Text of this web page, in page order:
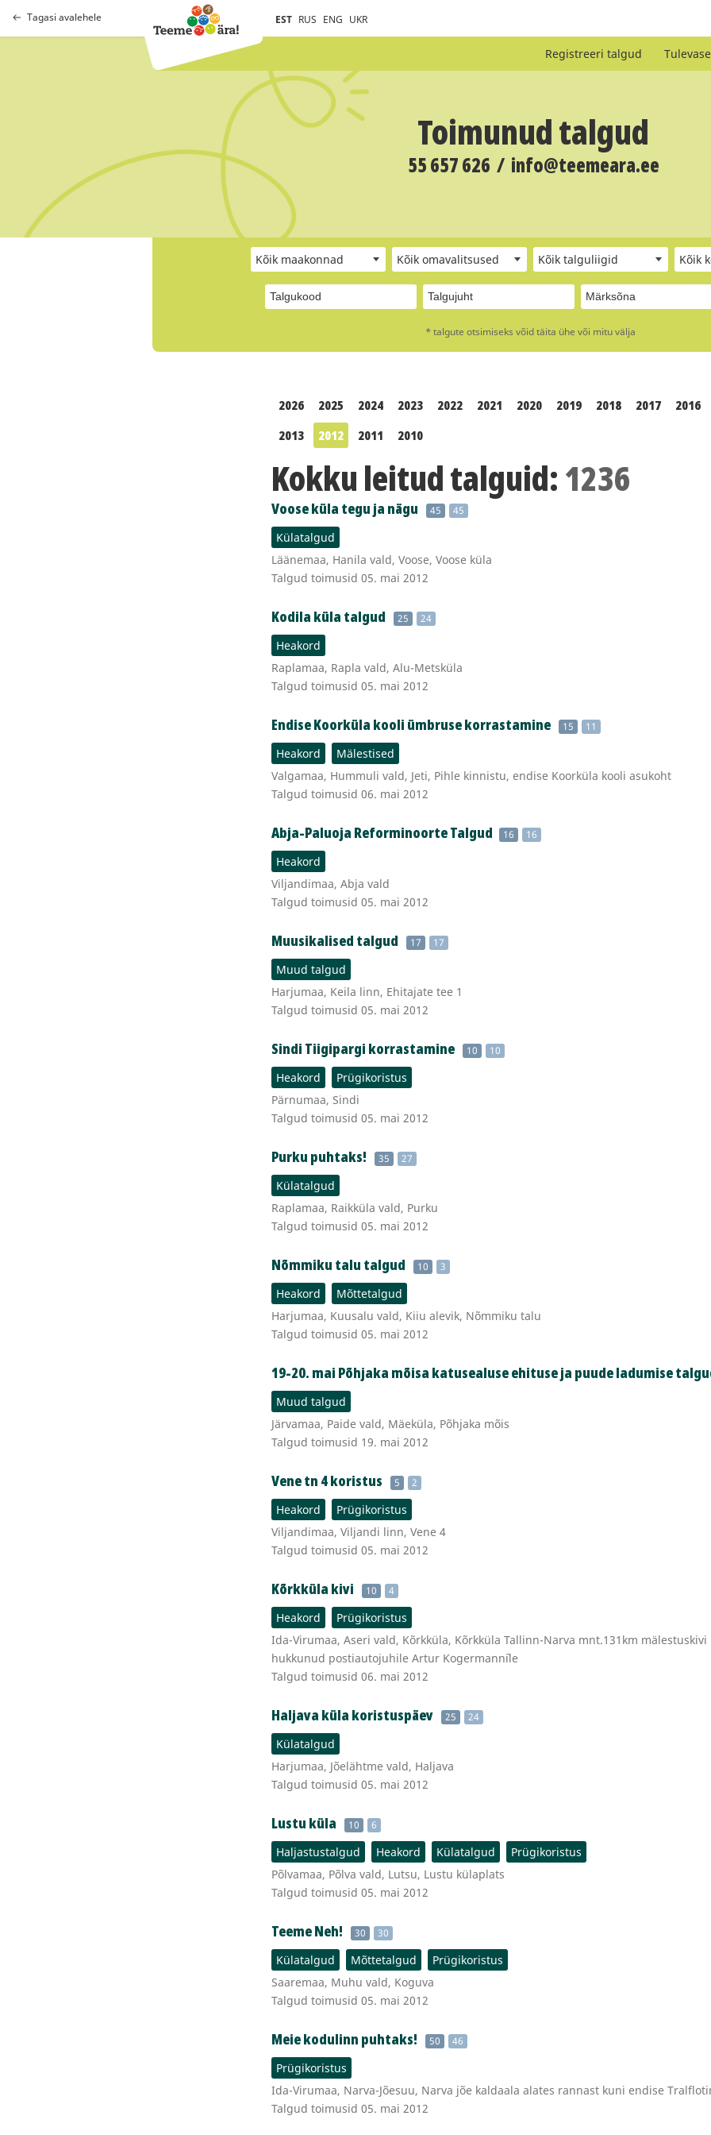
Tagasi avalehele EST RUS ENG UKR
Registreeri talgud
Toimunud talgud
55 657 626 / info@teemeara.ee
Kõik maakonnad Kõik omavalitsused Kõik talguliigid Kõik
* talgute otsimiseks võid täita ühe või mitu välja
2026 2025 2024 2023 2022 2021 2020 2019 2018 2017 2016
2013
2012 2011 2010
Kokku leitud talguid:1236
Voose küla tegu ja nägu 45 45
Külatalgud
Läänemaa, Hanila vald, Voose, Voose küla
Talgud toimusid 05. mai 2012
Kodila küla talgud 25 24
Heakord
Raplamaa, Rapla vald, Alu-Metsküla
Talgud toimusid 05. mai 2012
Endise Koorküla kooli ümbruse korrastamine 15 11
Heakord
Mälestised
Valgamaa, Hummuli vald, Jeti, Pihle kinnistu, endise Koorküla kooli asukoht
Talgud toimusid 06. mai 2012
Abja-Paluoja Reforminoorte Talgud 16 16
Heakord
Viljandimaa, Abja vald
Talgud toimusid 05. mai 2012
Muusikalised talgud 17 17
Muud talgud
Harjumaa, Keila linn, Ehitajate tee 1
Talgud toimusid 05. mai 2012
Sindi Tiigipargi korrastamine 10 10
Heakord
Prügikoristus
Pärnumaa, Sindi
Talgud toimusid 05. mai 2012
Purku puhtaks! 35 27
Külatalgud
Raplamaa, Raikküla vald, Purku
Talgud toimusid 05. mai 2012
Nõmmiku talu talgud 10 3
Heakord
Mõttetalgud
Harjumaa, Kuusalu vald, Kiiu alevik, Nõmmiku talu
Talgud toimusid 05. mai 2012
19-20. mai Põhjaka mõisa katusealuse ehituse ja puude ladumise
Muud talgud
Järvamaa, Paide vald, Mäeküla, Põhjaka mõis
Talgud toimusid 19. mai 2012
Vene tn 4 koristus 5 2
Heakord
Prügikoristus
Viljandimaa, Viljandi linn, Vene 4
Talgud toimusid 05. mai 2012
Kõrkküla kivi 10 4
Heakord
Prügikoristus
Ida-Virumaa, Aseri vald, Kõrkküla, Kõrkküla Tallinn-Narva mnt.131km mälestuskivi
hukkunud postiautojuhile Artur Kogermann`ile
Talgud toimusid 06. mai 2012
Haljava küla koristuspäev 25 24
Külatalgud
Harjumaa, Jõelähtme vald, Haljava
Talgud toimusid 05. mai 2012
Lustu küla 10 6
Haljastustalgud Heakord Külatalgud
Prügikoristus
Põlvamaa, Põlva vald, Lutsu, Lustu külaplats
Talgud toimusid 05. mai 2012
Teeme Neh! 30 30
Külatalgud Mõttetalgud
Prügikoristus
Saaremaa, Muhu vald, Koguva
Talgud toimusid 05. mai 2012
Meie kodulinn puhtaks! 50 46
Prügikoristus
Ida-Virumaa, Narva-Jõesuu, Narva jõe kaldaala alates rannast kuni endise
Talgud toimusid 05. mai 2012